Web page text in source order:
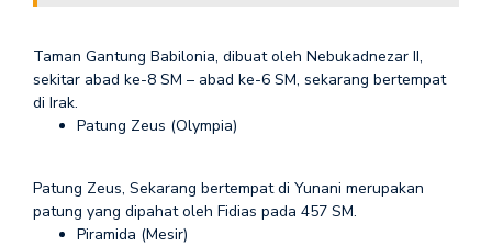
Taman Gantung Babilonia, dibuat oleh Nebukadnezar II,
sekitar abad ke-8 SM – abad ke-6 SM, sekarang bertempat
di Irak.
Patung Zeus (Olympia)
Patung Zeus, Sekarang bertempat di Yunani merupakan
patung yang dipahat oleh Fidias pada 457 SM.
Piramida (Mesir)